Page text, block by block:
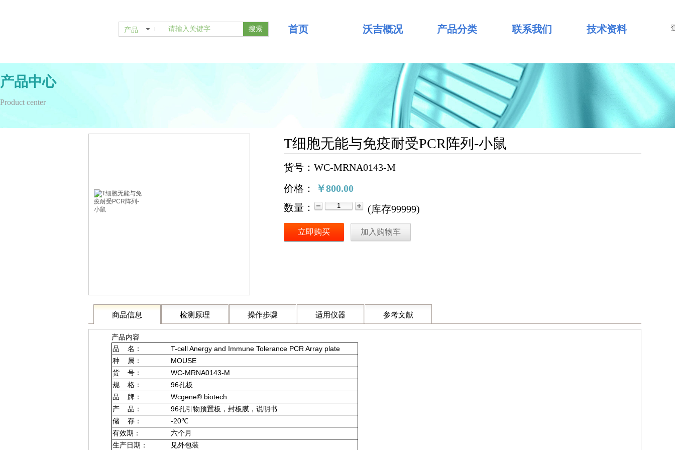
产品中心
Product center
T细胞无能与免疫耐受PCR阵列-小鼠
货号：WC-MRNA0143-M
价格：
￥800.00
数量：
(库存99999)
立即购买 加入购物车
商品信息 检测原理 操作步骤 适用仪器 参考文献
产品内容
品 名：
T-cell Anergy and Immune Tolerance PCR Array plate
种 属：
MOUSE
货 号：
WC-MRNA0143-M
规 格：
96孔板
品 牌：
Wcgene® biotech
产 品：
96孔引物预置板，封板膜，说明书
储 存：
-20℃
有效期：
六个月
生产日期：
见外包装
产品 搜索 首页 沃吉概况 产品分类 联系我们 技术资料